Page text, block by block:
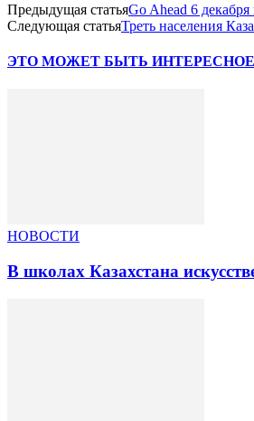
Предыдущая статьяGo Ahead 6
Следующая статьяТреть населения
ЭТО МОЖЕТ БЫТЬ ИНТЕРЕСНО
НОВОСТИ
В школах Казахстана